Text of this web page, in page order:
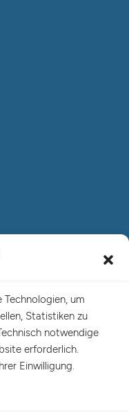
um
Statistiken zu
notwendige
erforderlich.
Einwilligung.
8